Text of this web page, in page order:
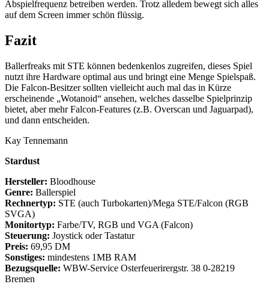
Abspielfrequenz betreiben werden. Trotz alledem bewegt sich alles
auf dem Screen immer schön flüssig.
Fazit
Ballerfreaks mit STE können bedenkenlos zugreifen, dieses Spiel
nutzt ihre Hardware optimal aus und bringt eine Menge Spielspaß.
Die Falcon-Besitzer sollten vielleicht auch mal das in Kürze
erscheinende „Wotanoid“ ansehen, welches dasselbe Spielprinzip
bietet, aber mehr Falcon-Features (z.B. Overscan und Jaguarpad),
und dann entscheiden.
Kay Tennemann
Stardust
Hersteller: Bloodhouse
Genre: Ballerspiel
Rechnertyp: STE (auch Turbokarten)/Mega STE/Falcon (RGB
SVGA)
Monitortyp: Farbe/TV, RGB und VGA (Falcon)
Steuerung: Joystick oder Tastatur
Preis: 69,95 DM
Sonstiges: mindestens 1MB RAM
Bezugsquelle: WBW-Service Osterfeuerirergstr. 38 0-28219
Bremen